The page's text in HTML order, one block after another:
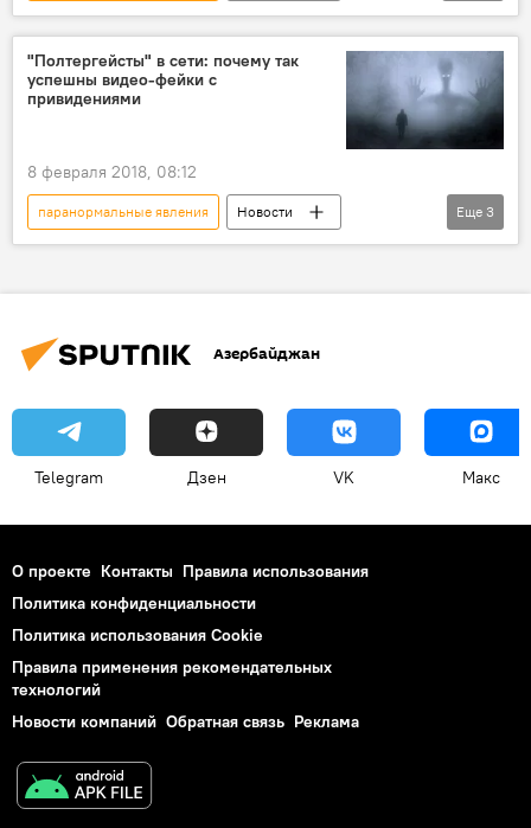
Россия
"Радиостанция Судного дня"
радиостанция УВБ-76
радиосигнал
Ядерный удар
"жужжалка"
Эстония
государственная граница
Санкт-Петербург
Москва
загадка
"Полтергейсты" в сети: почему так
успешны видео-фейки с
привидениями
8 февраля 2018, 08:12
паранормальные явления
Новости
ЖИЗНЬ
Новости мира
Еще 3
Азербайджан
Telegram Дзен VK Макс
О проекте Контакты Правила использования
Политика конфиденциальности
Политика использования Cookie
Правила применения рекомендательных
технологий
Новости компаний Обратная связь Реклама